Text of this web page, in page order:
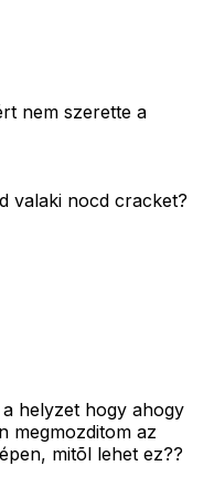
nem szerette a
valaki nocd cracket?
helyzet hogy ahogy
megmozditom az
mitõl lehet ez??